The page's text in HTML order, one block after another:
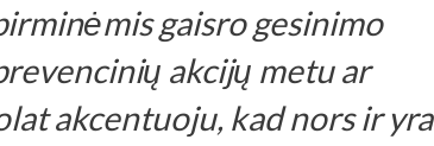
gaisro gesinimo
akcijų metu ar
akcentuoju, kad nors ir yra